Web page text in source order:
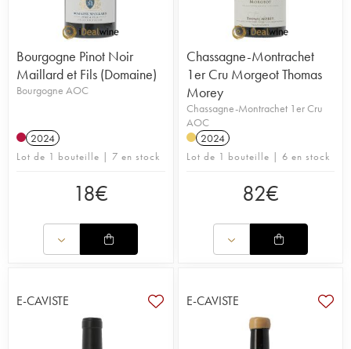
Bourgogne Pinot Noir
Maillard et Fils (Domaine)
Bourgogne AOC
2024
Lot de 1 bouteille | 7 en stock
18€
Chassagne-Montrachet
1er Cru Morgeot Thomas
Morey
Chassagne-Montrachet 1er Cru
AOC
2024
Lot de 1 bouteille | 6 en stock
82€
E-CAVISTE E-CAVISTE